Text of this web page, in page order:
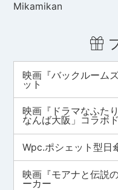
Mikamikan
映画『バックルーム
ット
映画『ドラマなふた
なんば大阪」コラボ
Wpc.ポシェット型日
映画『モアナと伝説
ーカー